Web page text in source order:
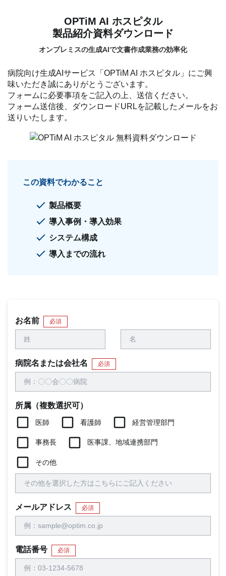
OPTiM AI ホスピタル
製品紹介資料ダウンロード
オンプレミスの生成AIで文書作成業務の効率化
病院向け生成AIサービス「OPTiM AI ホスピタル」にご興
味いただき誠にありがとうございます。
フォームに必要事項をご記入の上、送信ください。
フォーム送信後、ダウンロードURLを記載したメールをお
送りいたします。
この資料でわかること
製品概要
導入事例・導入効果
システム構成
導入までの流れ
お名前 必須
病院名または会社名 必須
所属（複数選択可）
医師 看護師 経営管理部門
事務長 医事課、地域連携部門
その他
メールアドレス 必須
電話番号 必須